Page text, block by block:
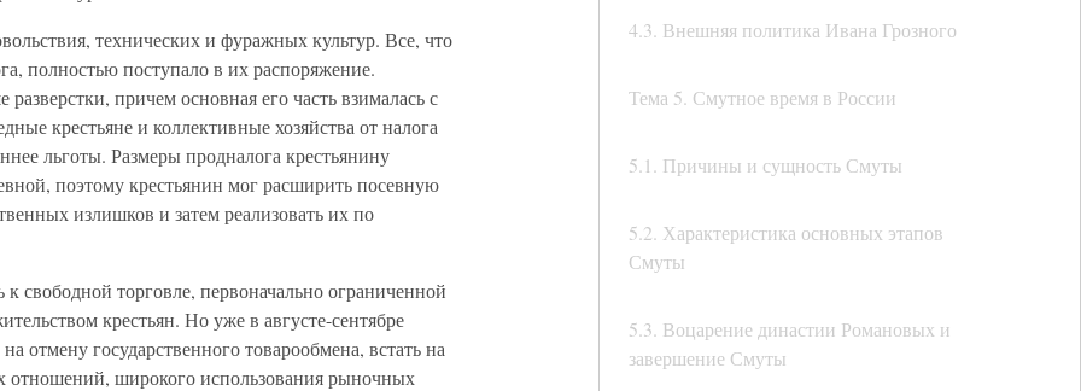
4.3. Внешняя политика Ивана Грозного
Тема 5. Смутное время в России
5.1. Причины и сущность Смуты
5.2. Характеристика основных этапов
Смуты
5.3. Воцарение династии Романовых и
завершение Смуты
технических и фуражных культур. Все, что
полностью поступало в их распоряжение.
причем основная его часть взималась с
крестьяне и коллективные хозяйства от налога
льготы. Размеры продналога крестьянину
поэтому крестьянин мог расширить посевную
излишков и затем реализовать их по
свободной торговле, первоначально ограниченной
крестьян. Но уже в августе-сентябре
отмену государственного товарообмена, встать на
отношений, широкого использования рыночных